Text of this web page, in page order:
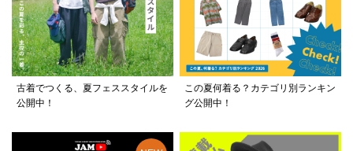
古着でつくる、夏フェススタイルを
公開中！
この夏何着る？カテゴリ別ランキン
グ公開中！